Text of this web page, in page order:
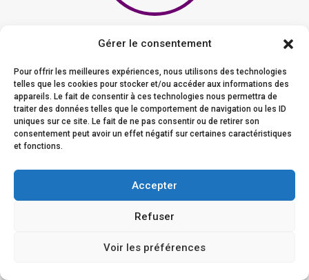
Gérer le consentement
Pour offrir les meilleures expériences, nous utilisons des technologies
telles que les cookies pour stocker et/ou accéder aux informations des
appareils. Le fait de consentir à ces technologies nous permettra de
traiter des données telles que le comportement de navigation ou les ID
uniques sur ce site. Le fait de ne pas consentir ou de retirer son
consentement peut avoir un effet négatif sur certaines caractéristiques
et fonctions.
Accepter
Refuser
Voir les préférences
Zufriedene
Kunden
Alle unsere Kunden sind von unserem Service und unseren
Leistungen begeistert.
Kundenfeedback